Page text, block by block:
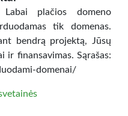
plačios domeno
tik domenas.
bendrą projektą, Jūsų
ir finansavimas. Sąrašas:
domenai/